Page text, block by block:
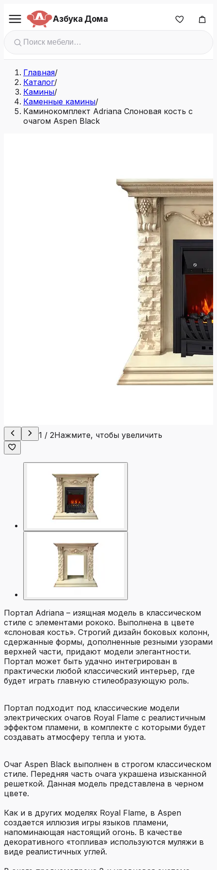
Азбука Дома
Главная/
Каталог/
Камины/
Каменные камины/
Каминокомплект Adriana Cлоновая кость с
очагом Aspen Black
1 / 2Нажмите, чтобы увеличить
Портал Adriana – изящная модель в классическом
стиле с элементами рококо. Выполнена в цвете
«слоновая кость». Строгий дизайн боковых колонн,
сдержанные формы, дополненные резными узорами
верхней части, придают модели элегантности.
Портал может быть удачно интегрирован в
практически любой классический интерьер, где
будет играть главную стилеобразующую роль.
Портал подходит под классические модели
электрических очагов Royal Flame с реалистичным
эффектом пламени, в комплекте с которыми будет
создавать атмосферу тепла и уюта.
Очаг Aspen Black выполнен в строгом классическом
стиле. Передняя часть очага украшена изысканной
решеткой. Данная модель представлена в черном
цвете.
Как и в других моделях Royal Flame, в Aspen
создается иллюзия игры языков пламени,
напоминающая настоящий огонь. В качестве
декоративного «топлива» используются муляжи в
виде реалистичных углей.